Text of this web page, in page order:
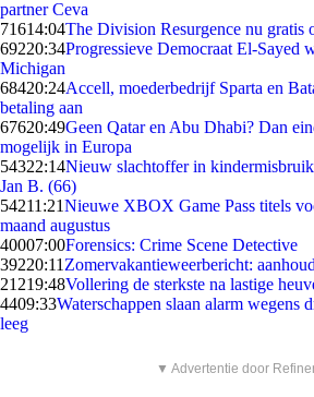
partner Ceva
71614:04The Division Resurgence nu gratis
69220:34Progressieve Democraat El-Sayed
Michigan
68420:24Accell, moederbedrijf Sparta en
betaling aan
67620:49Geen Qatar en Abu Dhabi? Dan
mogelijk in Europa
54322:14Nieuw slachtoffer in
Jan B. (66)
54211:21Nieuwe XBOX Game Pass titels
maand augustus
40007:00Forensics: Crime Scene Detective
39220:11 Zomervakantieweerbericht:
21219:48Vollering de sterkste na lastige
4409:33Waterschappen slaan alarm wegens
leeg
▼ Advertentie door